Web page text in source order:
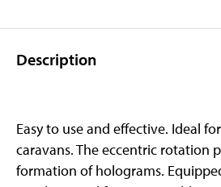
Description
Easy to use and effective. Ideal
caravans. The eccentric rotation
formation of holograms.